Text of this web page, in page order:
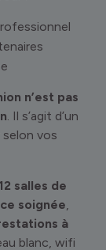
n’est pas
. Il s’agit d’un
selon vos
salles de
soignée
à
blanc, wifi